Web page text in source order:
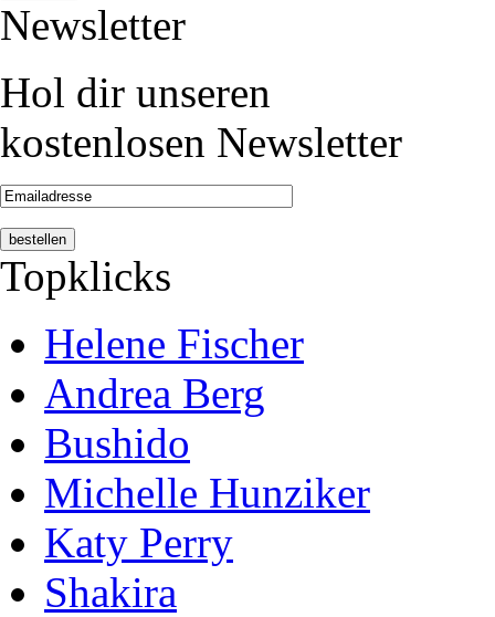
Newsletter
Hol dir unseren
kostenlosen Newsletter
Topklicks
Helene Fischer
Andrea Berg
Bushido
Michelle Hunziker
Katy Perry
Shakira